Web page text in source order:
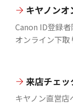
キヤノン
Canon ID登録
オンライン下取
来店チェッ
キヤノン直営